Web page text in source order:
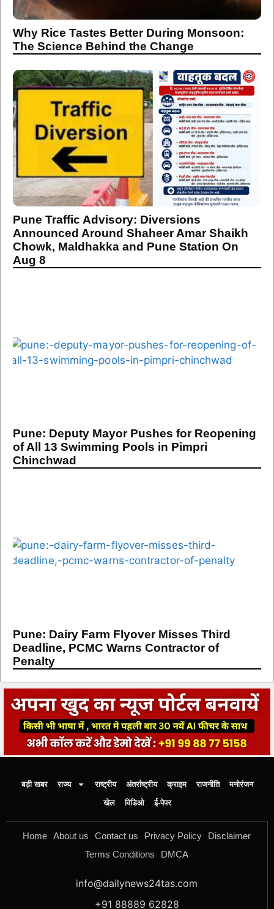
Why Rice Tastes Better During Monsoon:
The Science Behind the Change
Pune Traffic Advisory: Diversions
Announced Around Shaheer Amar Shaikh
Chowk, Maldhakka and Pune Station On
Aug 8
Pune: Deputy Mayor Pushes for Reopening
of All 13 Swimming Pools in Pimpri
Chinchwad
Pune: Dairy Farm Flyover Misses Third
Deadline, PCMC Warns Contractor of
Penalty
बड़ी खबर राज्य राष्ट्रीय अंतर्राष्ट्रीय क्राइम राजनीति
मनोरंजन
खेल
विडिओ ई-पेपर
Home About us Contact us Privacy Policy
Disclaimer
Terms Conditions
DMCA
info@dailynews24tas.com
+91 88889 62828